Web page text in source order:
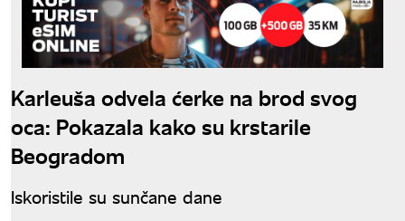
Karleuša odvela ćerke na brod svog
oca: Pokazala kako su krstarile
Beogradom
Iskoristile su sunčane dane